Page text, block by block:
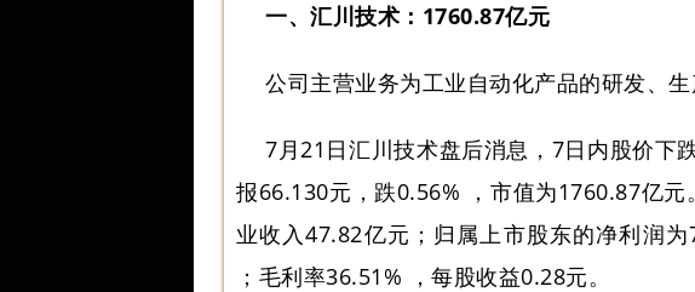
一、汇川技术：1760.87亿元
公司主营业务为工业自动化产品的研发、生
7月21日汇川技术盘后消息，7日内股价下
报66.130元，跌0.56% ，市值为1760.87亿
业收入47.82亿元；归属上市股东的净利润
；毛利率36.51% ，每股收益0.28元。